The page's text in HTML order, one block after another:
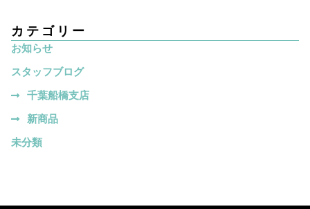
カテゴリー
お知らせ
スタッフブログ
千葉船橋支店
新商品
未分類